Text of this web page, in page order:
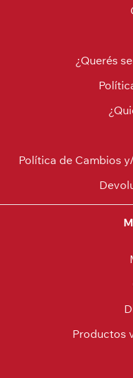
¿Querés
Política de Cambios
Productos